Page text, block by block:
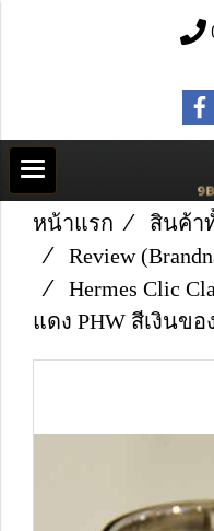
หน้าแรก
สินค้า
Review
Hermes Clic
แดง PHW สีเงินขอ